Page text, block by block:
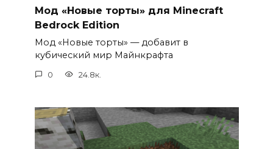
Мод «Новые торты» для Minecraft
Bedrock Edition
Мод «Новые торты» — добавит в
кубический мир Майнкрафта
0 24.8к.